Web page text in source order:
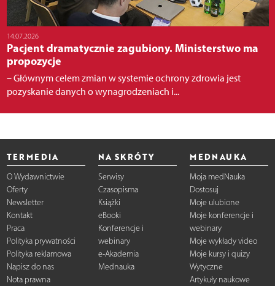
14.07.2026
Pacjent dramatycznie zagubiony. Ministerstwo ma
propozycje
– Głównym celem zmian w systemie ochrony zdrowia jest
pozyskanie danych o wynagrodzeniach i...
TERMEDIA
O Wydawnictwie
Oferty
Newsletter
Kontakt
Praca
Polityka prywatności
Polityka reklamowa
Napisz do nas
Nota prawna
NA SKRÓTY
Serwisy
Czasopisma
Książki
eBooki
Konferencje i
webinary
e-Akademia
Mednauka
MEDNAUKA
Moja medNauka
Dostosuj
Moje ulubione
Moje konferencje i
webinary
Moje wykłady video
Moje kursy i quizy
Wytyczne
Artykuły naukowe